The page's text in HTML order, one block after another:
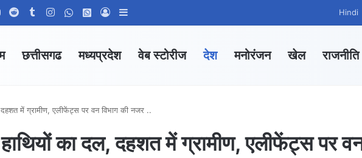
YouTubeRedditTumblrInstagramWhatsApp Channel
WhatsApp Group
Log In Hindi
छत्तीसगढ मध्यप्रदेश वेब स्टोरीज देश मनोरंजन खेल राजनीति
में ग्रामीण, एलीफेंट्स पर वन विभाग की नजर ..
का दल, दहशत में ग्रामीण, एलीफेंट्स पर